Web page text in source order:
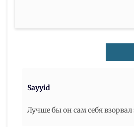
Sayyid
Лучше бы он сам себя